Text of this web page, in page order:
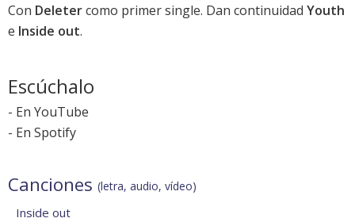
Con Deletercomo primer single. Dan continuidad Youth
e Inside out.
Escúchalo
- En YouTube
- En Spotify
Canciones (letra, audio, vídeo)
Inside out